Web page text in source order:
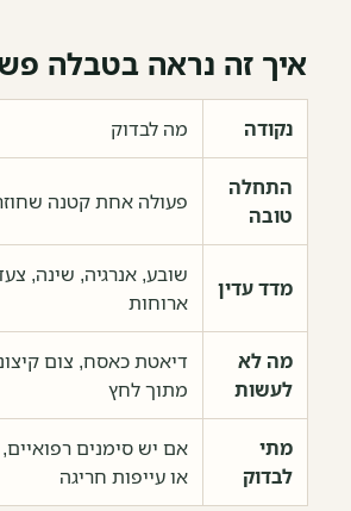
איך זה נראה בטבלה
נקודה מה לבדוק
התחלה
טובה
פעולה אחת קטנה
מדד עדין
שובע, אנרגיה, שינה,
ארוחות
מה לא
לעשות
דיאטת כאסח, צום
מתוך לחץ
מתי
לבדוק
אם יש סימנים
או עייפות חריגה